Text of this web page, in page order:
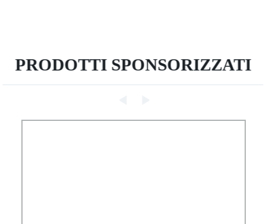
PRODOTTI SPONSORIZZATI